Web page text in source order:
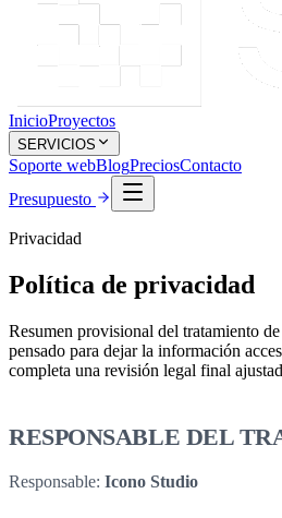
InicioProyectos
SERVICIOS
Soporte webBlogPreciosContacto
Presupuesto
Privacidad
Política de privacidad
Resumen provisional del tratamiento
pensado para dejar la información
completa una revisión legal final
RESPONSABLE DEL
Responsable: Icono Studio